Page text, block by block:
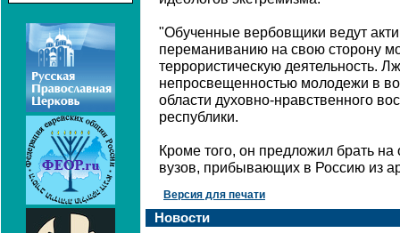
"Обученные вербовщики ведут
переманиванию на свою сторону
террористическую деятельность.
непросвещенностью молодежи в
области духовно-нравственного
республики.
Кроме того, он предложил брать на
вузов, прибывающих в Россию из
Версия для печати
Новости